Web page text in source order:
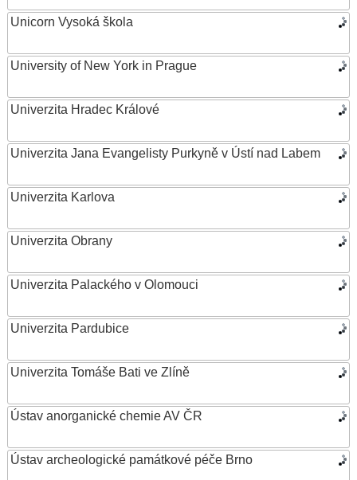
Unicorn Vysoká škola
University of New York in Prague
Univerzita Hradec Králové
Univerzita Jana Evangelisty Purkyně v Ústí nad Labem
Univerzita Karlova
Univerzita Obrany
Univerzita Palackého v Olomouci
Univerzita Pardubice
Univerzita Tomáše Bati ve Zlíně
Ústav anorganické chemie AV ČR
Ústav archeologické památkové péče Brno